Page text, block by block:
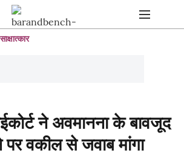
साक्षात्कार
ने अवमानना ​​के बावजूद
वकील से जवाब मांगा